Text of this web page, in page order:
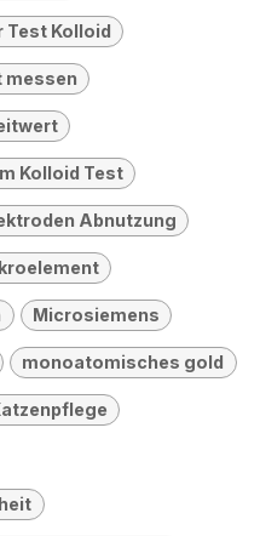
Test Kolloid
messen
Kolloid Test
Abnutzung
Microsiemens
monoatomisches gold